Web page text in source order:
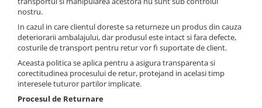
nostru.
In cazul in care clientul doreste sa returneze un produs din cauza
deteriorarii ambalajului, dar produsul este intact si fara defecte,
costurile de transport pentru retur vor fi suportate de client.
Aceasta politica se aplica pentru a asigura transparenta si
corectitudinea procesului de retur, protejand in acelasi timp
interesele tuturor partilor implicate.
Procesul de Returnare